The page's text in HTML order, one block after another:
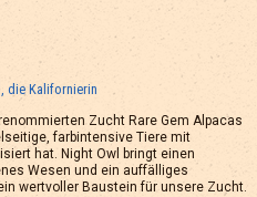
, die Kalifornierin
Zucht Rare Gem Alpacas
farbintensive Tiere mit
hat. Night Owl bringt einen
Wesen und ein auffälliges
wertvoller Baustein für unsere Zucht.